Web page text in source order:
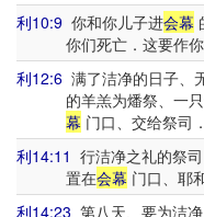
利10:9 你和你儿子进会幕
你们死亡．这要作
利12:6 满了洁净的日子、
的羊羔为燔祭、一
幕 门口、交给祭司．
利14:11 行洁净之礼的祭
置在会幕 门口、耶
利14:23 第八天、要为洁